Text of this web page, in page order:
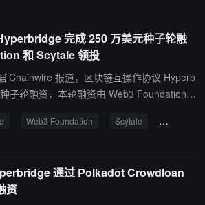
完成 250 万美元种子轮融
和 Scytale 领投
Chainwire 报道，区块链互操作协议 Hyperb
子轮融资，本轮融资由 Web3 Foundation
生态系统中获得了一个平行链插槽，加强
Web3 Foundation Scytale 投融资
通过 Polkadot Crowdloan
资